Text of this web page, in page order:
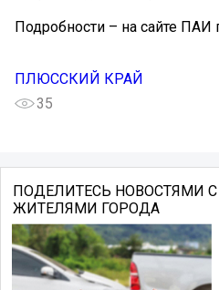
Подробности – на сайте ПАИ
ПЛЮССКИЙ КРАЙ
35
ПОДЕЛИТЕСЬ НОВОСТЯМИ С
ЖИТЕЛЯМИ ГОРОДА